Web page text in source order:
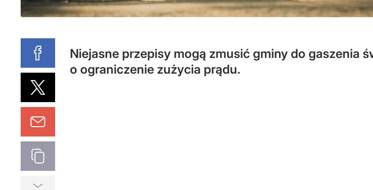
Niejasne przepisy mogą zmusić gminy do gaszenia
o ograniczenie zużycia prądu.